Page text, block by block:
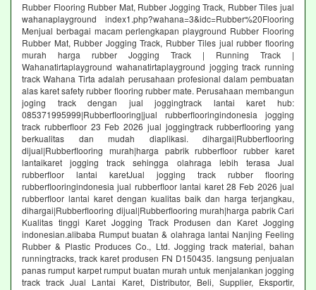
Rubber Flooring Rubber Mat, Rubber Jogging Track, Rubber Tiles jual
wahanaplayground index1.php?wahana=3&idc=Rubber%20Flooring
Menjual berbagai macam perlengkapan playground Rubber Flooring
Rubber Mat, Rubber Jogging Track, Rubber Tiles jual rubber flooring
murah harga rubber Jogging Track | Running Track |
Wahanatirtaplayground wahanatirtaplayground jogging track running
track Wahana Tirta adalah perusahaan profesional dalam pembuatan
alas karet safety rubber flooring rubber mate. Perusahaan membangun
joging track dengan jual joggingtrack lantai karet hub:
085371995999|Rubberflooring|jual rubberflooringindonesia jogging
track rubberfloor 23 Feb 2026 jual joggingtrack rubberflooring yang
berkualitas dan mudah diaplikasi. dihargai|Rubberflooring
dijual|Rubberflooring murah|harga pabrik rubberfloor rubber karet
lantaikaret jogging track sehingga olahraga lebih terasa Jual
rubberfloor lantai karetJual jogging track rubber flooring
rubberflooringindonesia jual rubberfloor lantai karet 28 Feb 2026 jual
rubberfloor lantai karet dengan kualitas baik dan harga terjangkau,
dihargai|Rubberflooring dijual|Rubberflooring murah|harga pabrik Cari
Kualitas tinggi Karet Jogging Track Produsen dan Karet Jogging
indonesian.alibaba Rumput buatan & olahraga lantai Nanjing Feeling
Rubber & Plastic Produces Co., Ltd. Jogging track material, bahan
runningtracks, track karet produsen FN D150435. langsung penjualan
panas rumput karpet rumput buatan murah untuk menjalankan jogging
track track Jual Lantai Karet, Distributor, Beli, Supplier, Eksportir,